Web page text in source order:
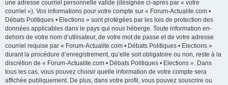
une adresse courriel personnelle valide (désignée ci-après par « votre
courriel »). Vos informations pour votre compte sur « Forum-Actualite.com •
Débats Politiques • Elections » sont protégées par les lois de protection des
données applicables dans le pays qui nous héberge. Toute information en-
dehors de votre nom d’utilisateur, de votre mot de passe et de votre adresse
courriel requise par « Forum-Actualite.com • Débats Politiques • Elections »
durant la procédure d’enregistrement, qu’elle soit obligatoire ou non, reste à la
discrétion de « Forum-Actualite.com • Débats Politiques • Elections ». Dans
tous les cas, vous pouvez choisir quelle information de votre compte sera
affichée publiquement. De plus, dans votre profil, vous pouvez souscrire ou